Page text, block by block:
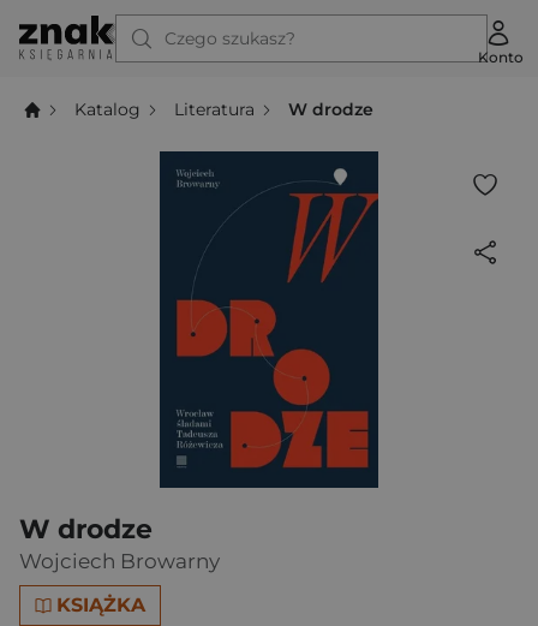
Czego szukasz?
Konto
Katalog Literatura W drodze
W drodze
Wojciech Browarny
KSIĄŻKA